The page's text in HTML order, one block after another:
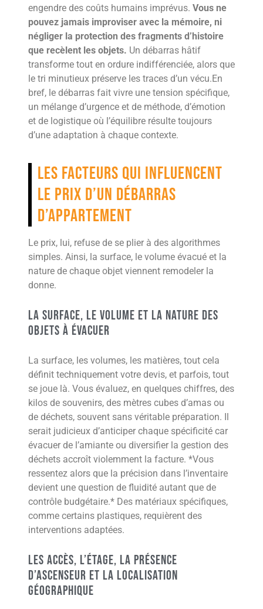
engendre des coûts humains imprévus. Vous ne
pouvez jamais improviser avec la mémoire, ni
négliger la protection des fragments d’histoire
que recèlent les objets. Un débarras hâtif
transforme tout en ordure indifférenciée, alors que
le tri minutieux préserve les traces d’un vécu.En
bref, le débarras fait vivre une tension spécifique,
un mélange d’urgence et de méthode, d’émotion
et de logistique où l’équilibre résulte toujours
d’une adaptation à chaque contexte.
Les facteurs qui influencent
le prix d’un débarras
d’appartement
Le prix, lui, refuse de se plier à des algorithmes
simples. Ainsi, la surface, le volume évacué et la
nature de chaque objet viennent remodeler la
donne.
La surface, le volume et la nature des
objets à évacuer
La surface, les volumes, les matières, tout cela
définit techniquement votre devis, et parfois, tout
se joue là. Vous évaluez, en quelques chiffres, des
kilos de souvenirs, des mètres cubes d’amas ou
de déchets, souvent sans véritable préparation. Il
serait judicieux d’anticiper chaque spécificité car
évacuer de l’amiante ou diversifier la gestion des
déchets accroît violemment la facture. *Vous
ressentez alors que la précision dans l’inventaire
devient une question de fluidité autant que de
contrôle budgétaire.* Des matériaux spécifiques,
comme certains plastiques, requièrent des
interventions adaptées.
Les accès, l’étage, la présence
d’ascenseur et la localisation
géographique